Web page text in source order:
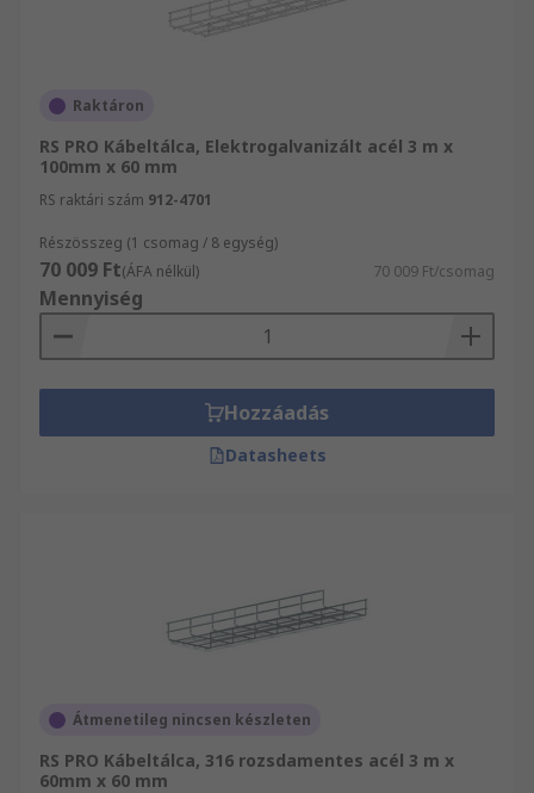
Raktáron
RS PRO Kábeltálca, Elektrogalvanizált acél 3 m x
100mm x 60 mm
RS raktári szám 912-4701
Részösszeg (1 csomag / 8 egység)
70 009 Ft(ÁFA nélkül) 70 009 Ft/csomag
Mennyiség
Hozzáadás
Datasheets
Átmenetileg nincsen készleten
RS PRO Kábeltálca, 316 rozsdamentes acél 3 m x
60mm x 60 mm